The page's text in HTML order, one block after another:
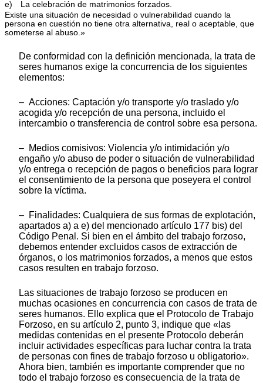
e) La celebración de matrimonios forzados.
Existe una situación de necesidad o vulnerabilidad cuando la
persona en cuestión no tiene otra alternativa, real o aceptable, que
someterse al abuso.»
De conformidad con la definición mencionada, la trata de
seres humanos exige la concurrencia de los siguientes
elementos:
– Acciones: Captación y/o transporte y/o traslado y/o
acogida y/o recepción de una persona, incluido el
intercambio o transferencia de control sobre esa persona.
– Medios comisivos: Violencia y/o intimidación y/o
engaño y/o abuso de poder o situación de vulnerabilidad
y/o entrega o recepción de pagos o beneficios para lograr
el consentimiento de la persona que poseyera el control
sobre la víctima.
– Finalidades: Cualquiera de sus formas de explotación,
apartados a) a e) del mencionado artículo 177 bis) del
Código Penal. Si bien en el ámbito del trabajo forzoso,
debemos entender excluidos casos de extracción de
órganos, o los matrimonios forzados, a menos que estos
casos resulten en trabajo forzoso.
Las situaciones de trabajo forzoso se producen en
muchas ocasiones en concurrencia con casos de trata de
seres humanos. Ello explica que el Protocolo de Trabajo
Forzoso, en su artículo 2, punto 3, indique que «las
medidas contenidas en el presente Protocolo deberán
incluir actividades específicas para luchar contra la trata
de personas con fines de trabajo forzoso u obligatorio».
Ahora bien, también es importante comprender que no
todo el trabajo forzoso es consecuencia de la trata de